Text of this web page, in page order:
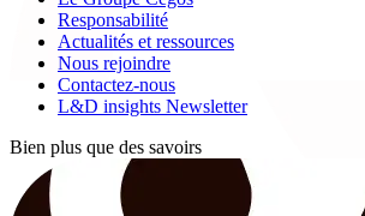
Responsabilité
Actualités et ressources
Nous rejoindre
Contactez-nous
L&D insights Newsletter
Bien plus que des savoirs